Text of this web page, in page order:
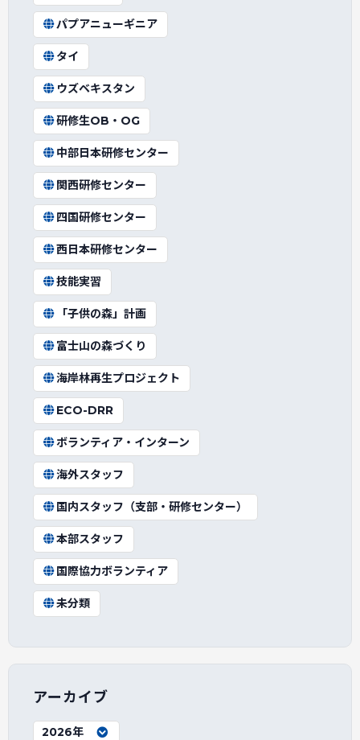
パプアニューギニア
タイ
ウズベキスタン
研修生OB・OG
中部日本研修センター
関西研修センター
四国研修センター
西日本研修センター
技能実習
「子供の森」計画
富士山の森づくり
海岸林再生プロジェクト
ECO-DRR
ボランティア・インターン
海外スタッフ
国内スタッフ（支部・研修センター）
本部スタッフ
国際協力ボランティア
未分類
アーカイブ
2026年